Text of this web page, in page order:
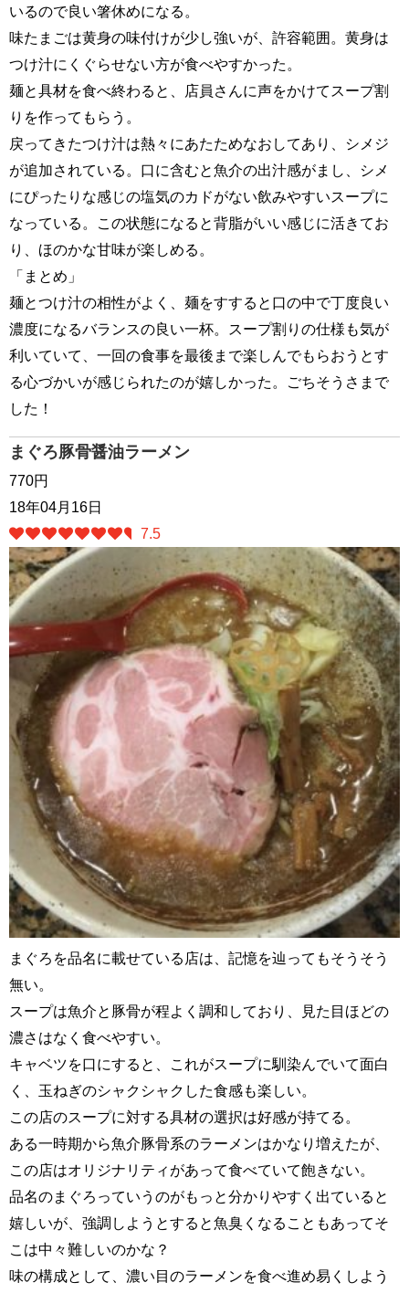
いるので良い箸休めになる。
味たまごは黄身の味付けが少し強いが、許容範囲。黄身は
つけ汁にくぐらせない方が食べやすかった。
麺と具材を食べ終わると、店員さんに声をかけてスープ割
りを作ってもらう。
戻ってきたつけ汁は熱々にあたためなおしてあり、シメジ
が追加されている。口に含むと魚介の出汁感がまし、シメ
にぴったりな感じの塩気のカドがない飲みやすいスープに
なっている。この状態になると背脂がいい感じに活きてお
り、ほのかな甘味が楽しめる。
「まとめ」
麺とつけ汁の相性がよく、麺をすすると口の中で丁度良い
濃度になるバランスの良い一杯。スープ割りの仕様も気が
利いていて、一回の食事を最後まで楽しんでもらおうとす
る心づかいが感じられたのが嬉しかった。ごちそうさまで
した！
まぐろ豚骨醤油ラーメン
770円
18年04月16日
7.5
まぐろを品名に載せている店は、記憶を辿ってもそうそう
無い。
スープは魚介と豚骨が程よく調和しており、見た目ほどの
濃さはなく食べやすい。
キャベツを口にすると、これがスープに馴染んでいて面白
く、玉ねぎのシャクシャクした食感も楽しい。
この店のスープに対する具材の選択は好感が持てる。
ある一時期から魚介豚骨系のラーメンはかなり増えたが、
この店はオリジナリティがあって食べていて飽きない。
品名のまぐろっていうのがもっと分かりやすく出ていると
嬉しいが、強調しようとすると魚臭くなることもあってそ
こは中々難しいのかな？
味の構成として、濃い目のラーメンを食べ進め易くしよう